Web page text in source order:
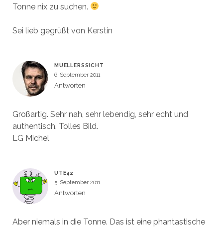
Tonne nix zu suchen.
Sei lieb gegrüßt von Kerstin
MUELLERSSICHT
6. September 2011
Antworten
Großartig. Sehr nah, sehr lebendig, sehr echt und
authentisch. Tolles Bild.
LG Michel
UTE42
5. September 2011
Antworten
Aber niemals in die Tonne. Das ist eine phantastische